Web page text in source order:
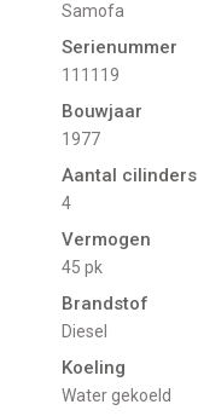
Samofa
Serienummer
111119
Bouwjaar
1977
Aantal cilinders
4
Vermogen
45 pk
Brandstof
Diesel
Koeling
water gekoeld